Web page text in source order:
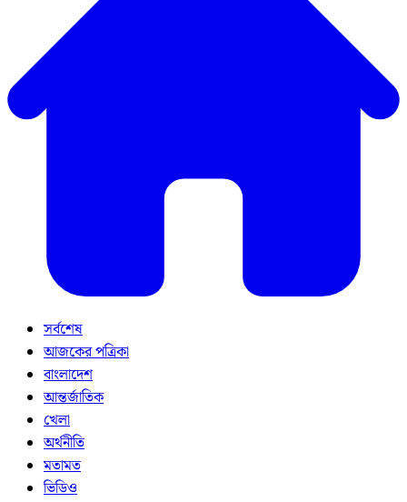
সর্বশেষ
আজকের পত্রিকা
বাংলাদেশ
আন্তর্জাতিক
খেলা
অর্থনীতি
মতামত
ভিডিও